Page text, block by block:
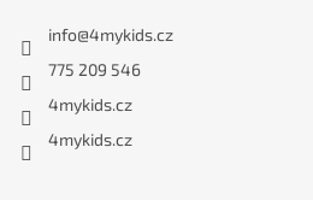
info@4mykids.cz
775 209 546
4mykids.cz
4mykids.cz